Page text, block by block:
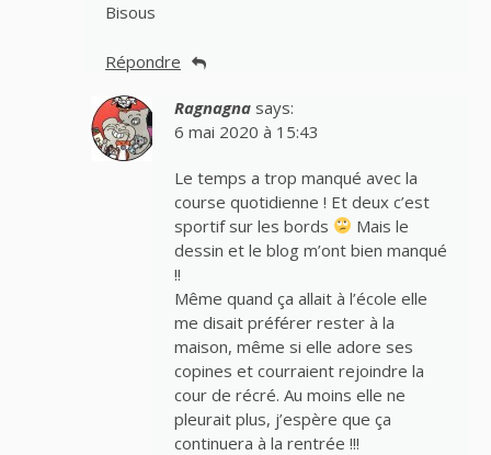
Bisous
Répondre
Ragnagna says:
6 mai 2020 à 15:43
Le temps a trop manqué avec la
course quotidienne ! Et deux c’est
sportif sur les bords
Mais le
dessin et le blog m’ont bien manqué
!!
Même quand ça allait à l’école elle
me disait préférer rester à la
maison, même si elle adore ses
copines et courraient rejoindre la
cour de récré. Au moins elle ne
pleurait plus, j’espère que ça
continuera à la rentrée !!!